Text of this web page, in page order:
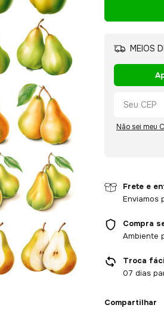
MEIOS
Não sei meu
Frete e
Enviamos
Compra
Ambiente
Troca
07 dias
Compartilhar